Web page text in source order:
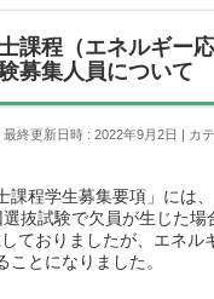
課程（エネルギー応
募集人員について
最終更新日時 : 2022年9月2日 カ
課程学生募集要項」には
抜試験で欠員が生じた場
ておりましたが、エネル
ことになりました。